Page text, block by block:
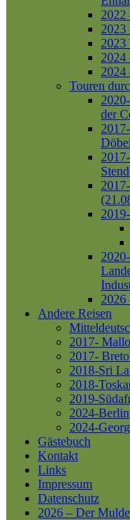
2023
2023
2024
2024
Touren
der
2026
Andere Reisen
2017-
2017-
2018-Sri
2018-
2019-
2024-Berlin
2024-
Gästebuch
Kontakt
Links
Impressum
Datenschutz
2026 – Der